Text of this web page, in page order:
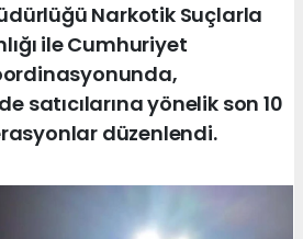
Narkotik Suçlarla
ile Cumhuriyet
satıcılarına yönelik son 10
düzenlendi.